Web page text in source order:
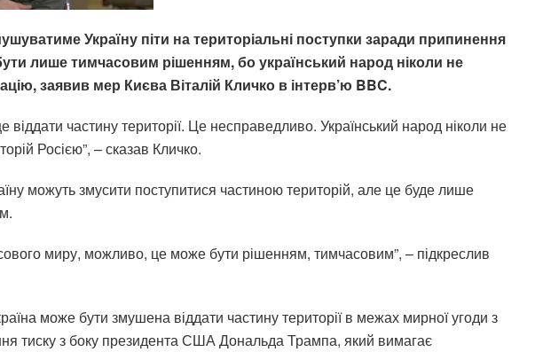
Україну піти на територіальні поступки заради припинення
лише тимчасовим рішенням, бо український народ ніколи не
заявив мер Києва Віталій Кличко в інтерв’ю BBC.
віддати частину території. Це несправедливо. Український народ ніколи не
Росією”, – сказав Кличко.
можуть змусити поступитися частиною територій, але це буде лише
миру, можливо, це може бути рішенням, тимчасовим”, – підкреслив
може бути змушена віддати частину території в межах мирної угоди з
тиску з боку президента США Дональда Трампа, який вимагає